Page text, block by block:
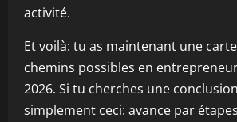
activité.
Et voilà: tu as maintenant une
chemins possibles en
2026. Si tu cherches une
simplement ceci: avance par